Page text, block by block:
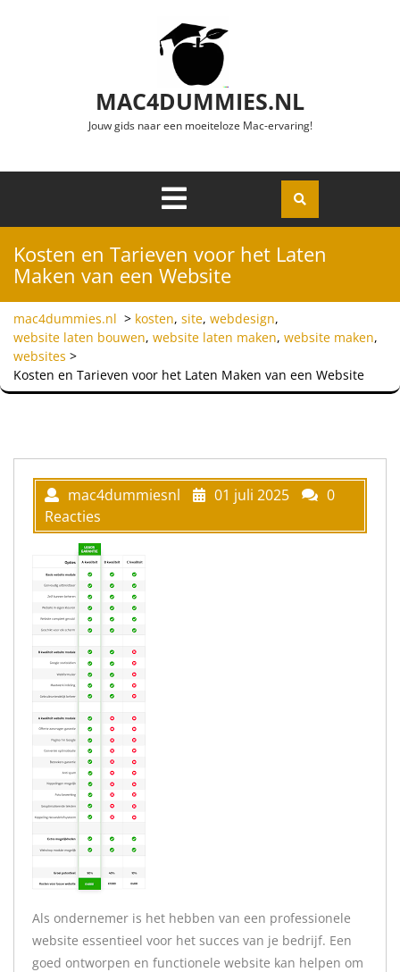
MAC4DUMMIES.NL
Jouw gids naar een moeiteloze Mac-ervaring!
Openen
Kosten en Tarieven voor het Laten
Maken van een Website
mac4dummies.nl > kosten, site, webdesign,
website laten bouwen, website laten maken, website maken,
websites >
Kosten en Tarieven voor het Laten Maken van een Website
mac4dummiesnl 01 juli 2025
0
Reacties
Als ondernemer is het hebben van een professionele
website essentieel voor het succes van je bedrijf. Een
goed ontworpen en functionele website kan helpen om